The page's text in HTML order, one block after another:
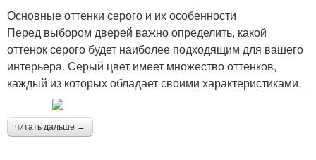
Основные оттенки серого и их особенности
Перед выбором дверей важно определить, какой
оттенок серого будет наиболее подходящим для вашего
интерьера. Серый цвет имеет множество оттенков,
каждый из которых обладает своими характеристиками.
читать дальше →